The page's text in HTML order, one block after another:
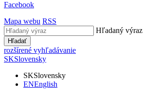
Facebook
Mapa webu RSS
Hľadaný výraz
Hľadať
rozšírené vyhľadávanie
SKSlovensky
SKSlovensky
ENEnglish